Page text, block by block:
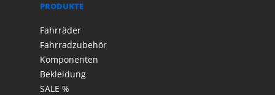
PRODUKTE
Fahrräder
Fahrradzubehör
Komponenten
Bekleidung
SALE %